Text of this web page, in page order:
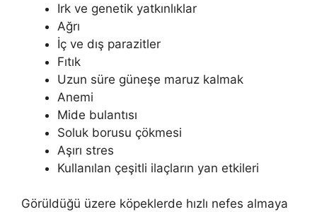
Irk ve genetik yatkınlıklar
Ağrı
İç ve dış parazitler
Fıtık
Uzun süre güneşe maruz kalmak
Anemi
Mide bulantısı
Soluk borusu çökmesi
Aşırı stres
Kullanılan çeşitli ilaçların yan etkileri
Görüldüğü üzere köpeklerde hızlı nefes almaya